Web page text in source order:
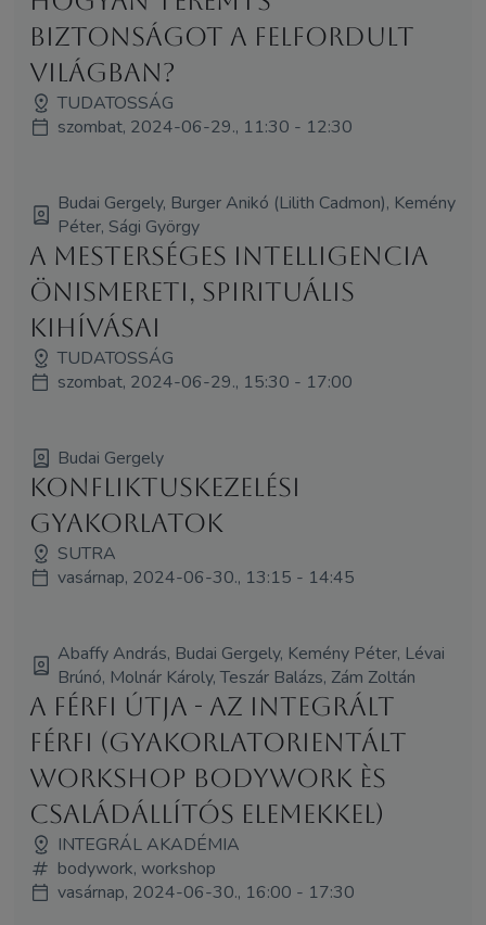
biztonságot a felfordult
világban?
TUDATOSSÁG
szombat, 2024-06-29., 11:30 - 12:30
Budai Gergely, Burger Anikó (Lilith Cadmon), Kemény
Péter, Sági György
A Mesterséges Intelligencia
önismereti, spirituális
kihívásai
TUDATOSSÁG
szombat, 2024-06-29., 15:30 - 17:00
Budai Gergely
Konfliktuskezelési
gyakorlatok
SUTRA
vasárnap, 2024-06-30., 13:15 - 14:45
Abaffy András, Budai Gergely, Kemény Péter, Lévai
Brúnó, Molnár Károly, Teszár Balázs, Zám Zoltán
A Férfi Útja - Az Integrált
Férfi (Gyakorlatorientált
workshop bodywork ès
családállítós elemekkel)
INTEGRÁL AKADÉMIA
bodywork, workshop
vasárnap, 2024-06-30., 16:00 - 17:30